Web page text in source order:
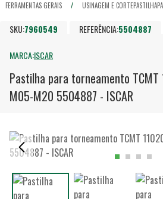
FERRAMENTAS GERAIS USINAGEM E CORTEPASTILHA
SKU:7960549 REFERÊNCIA:5504887
MARCA:ISCAR
Pastilha para torneamento TCMT
M05-M20 5504887 - ISCAR